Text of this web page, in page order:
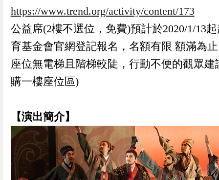
https://www.trend.org/activity/content/173
公益席(2樓不選位，免費)預計於2020/1/13
育基金會官網登記報名，名額有限 額滿為
座位無電梯且階梯較陡，行動不便的觀眾建
購一樓座位區)
【演出簡介】